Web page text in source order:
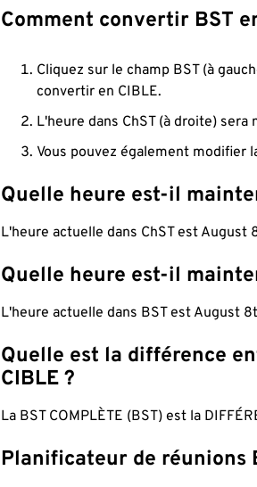
Comment convertir BST
Cliquez sur le champ BST (à
convertir en CIBLE.
L'heure dans ChST (à droite)
Vous pouvez également modifier
Quelle heure est-il
L'heure actuelle dans ChST est August
Quelle heure est-il
L'heure actuelle dans BST est August
Quelle est la différence
CIBLE ?
La BST COMPLÈTE (BST) est la
Planificateur de réunions